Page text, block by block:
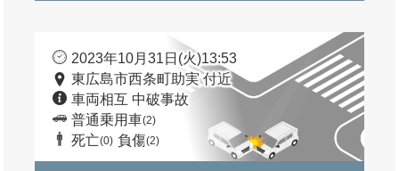
2023年10月31日(火)13:53
東広島市西条町助実 付近
車両相互 中破事故
普通乗用車(2)
死亡(0) 負傷(2)